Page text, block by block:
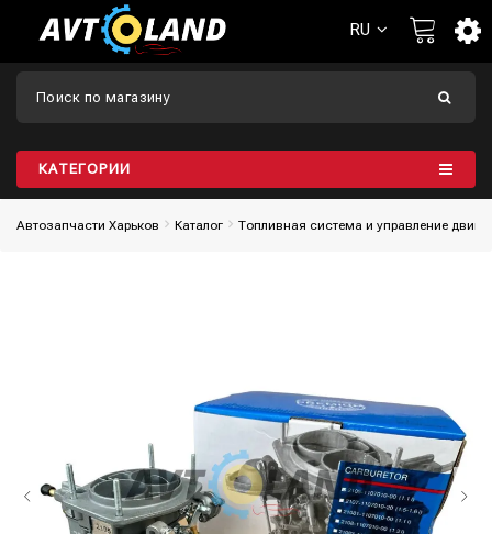
RU
КАТЕГОРИИ
Автозапчасти Харьков Каталог Топливная система и управление